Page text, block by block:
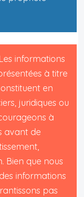
Les informations
à titre
en
juridiques ou
à
avant de
Bien que nous
informations
pas